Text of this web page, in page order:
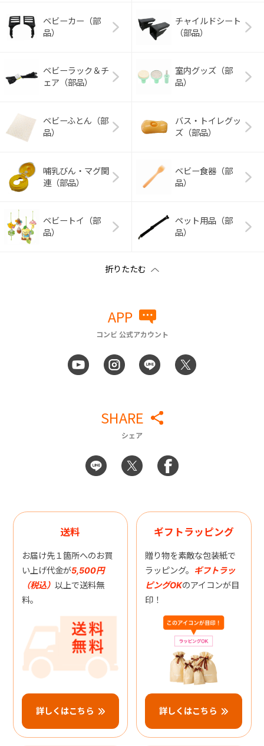
ベビーカー（部
品）
チャイルドシート
（部品）
ベビーラック＆チ
ェア（部品）
室内グッズ（部
品）
ベビーふとん（部
品）
バス・トイレグッ
ズ（部品）
哺乳びん・マグ関
連（部品）
ベビー食器（部
品）
ベビートイ（部
品）
ペット用品（部
品）
APP
コンビ 公式アカウント
SHARE
シェア
送料
お届け先１箇所へのお買
い上げ代金が5,500円
（税込） 以上で送料無
料。
詳しくはこちら
ギフトラッピング
贈り物を素敵な包装紙で
ラッピング。 ギフトラッ
ピングOKのアイコンが目
印！
詳しくはこちら